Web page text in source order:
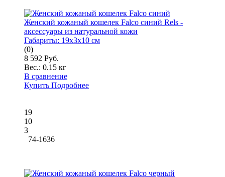
Женский кожаный кошелек Falco синий Rels -
аксессуары из натуральной кожи
Габариты: 19x3x10 см
(0)
8 592 Руб.
Вес.: 0.15 кг
В сравнение
Купить Подробнее
19
10
3
74-1636